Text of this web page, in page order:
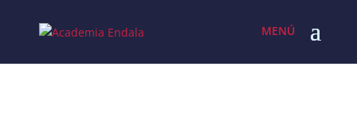
content